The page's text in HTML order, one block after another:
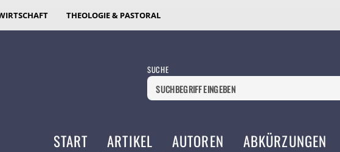
THEOLOGIE & PASTORAL
SUCHE
START ARTIKEL AUTOREN ABKÜRZUNGEN